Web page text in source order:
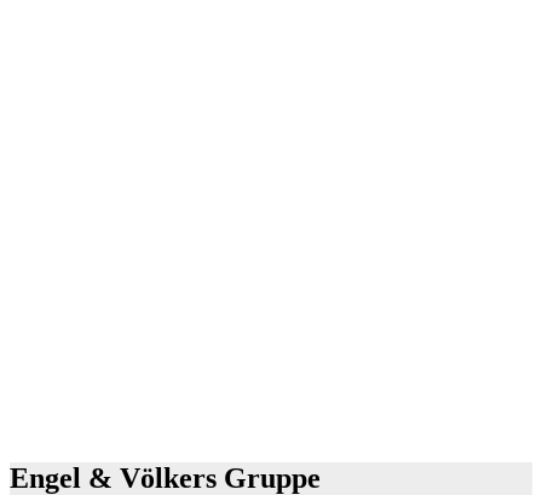
Engel & Völkers Gruppe